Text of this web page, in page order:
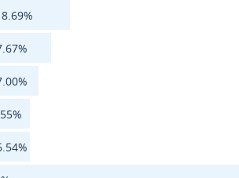
8.69%